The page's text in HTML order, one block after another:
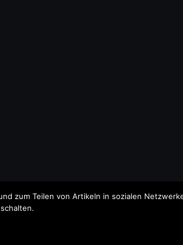
zum Teilen von Artikeln in sozialen